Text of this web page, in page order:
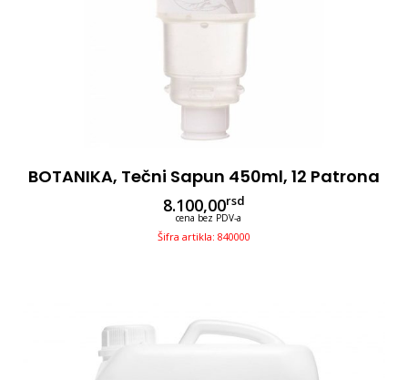
BOTANIKA, Tečni Sapun 450ml, 12 Patrona
8.100,00rsd
cena bez PDV-a
Šifra artikla: 840000